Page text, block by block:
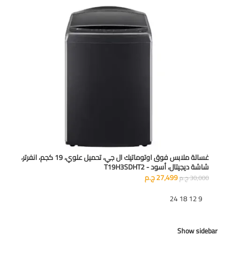
غسالة ملابس فوق اوتوماتيك ال جي، تحميل علوي، 19 كجم، انفرتر،
شاشة ديجيتال، أسود - T19H3SDHT2
30,000ج.م27,499ج.م
9
12
18
24
Show sidebar